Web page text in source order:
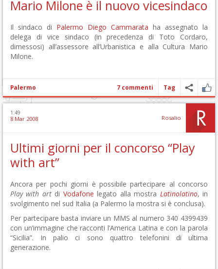
Mario Milone è il nuovo vicesindaco
Il sindaco di Palermo Diego Cammarata ha assegnato la
delega di vice sindaco (in precedenza di Toto Cordaro,
dimessosi) all’assessore all’Urbanistica e alla Cultura Mario
Milone.
Palermo 7 commenti Tag
1:49
8 Mar 2008 Rosalio
Ultimi giorni per il concorso “Play
with art”
Ancora per pochi giorni è possibile partecipare al concorso
Play with artdi Vodafone legato alla mostra Latinolatino, in
svolgimento nel sud Italia (a Palermo la mostra si è conclusa).
Per partecipare basta inviare un MMS al numero 340 4399439
con un’immagine che racconti l’America Latina e con la parola
“Sicilia”. In palio ci sono quattro telefonini di ultima
generazione.